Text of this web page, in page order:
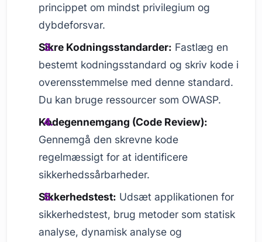
princippet om mindst privilegium og
dybdeforsvar.
Sikre Kodningsstandarder: Fastlæg en
bestemt kodningsstandard og skriv kode i
overensstemmelse med denne standard.
Du kan bruge ressourcer som OWASP.
Kodegennemgang (Code Review):
Gennemgå den skrevne kode
regelmæssigt for at identificere
sikkerhedssårbarheder.
Sikkerhedstest: Udsæt applikationen for
sikkerhedstest, brug metoder som statisk
analyse, dynamisk analyse og